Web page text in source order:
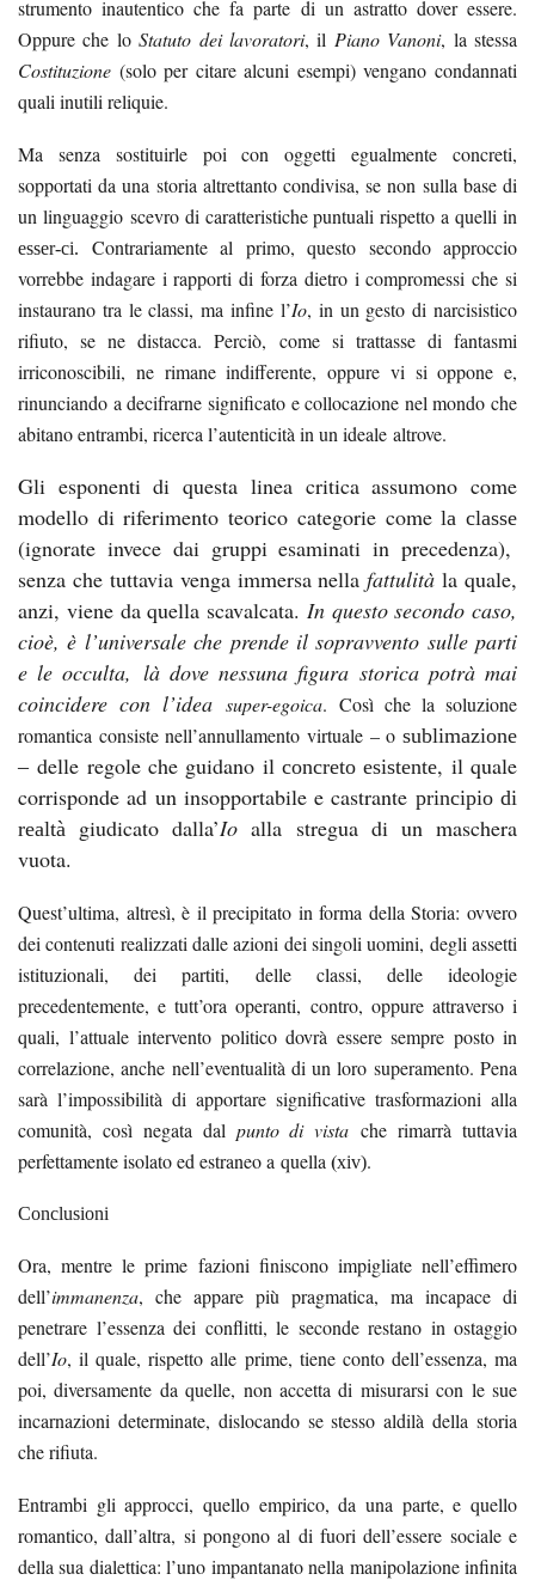
strumento inautentico che fa parte di un astratto dover essere.
Oppure che loStatuto dei lavoratori, il Piano Vanoni, la stessa
Costituzione (solo per citare alcuni esempi) vengano condannati
quali inutili reliquie.
Ma senza sostituirle poi con oggetti egualmente concreti,
sopportati da una storia altrettanto condivisa, se non sulla base di
un linguaggioscevro di caratteristiche puntuali rispetto a quelli in
esser-ci.
Contrariamente al primo, questo secondo approccio
vorrebbe indagare i rapporti di forza dietro i compromessi che si
instaurano tra le classi, ma infine l’Io, in un gesto di narcisistico
rifiuto, se ne distacca. Perciò, come si trattasse di fantasmi
irriconoscibili, ne rimane indifferente, oppure vi si oppone e,
rinunciando a decifrarne significato e collocazione nel mondo che
abitano entrambi, ricerca l’autenticità in un ideale altrove.
Gli esponenti di questa linea critica assumono come
modello di riferimento teorico categorie comela classe
(ignorate invece dai gruppi esaminati in precedenza),
senza che tuttavia venga immersa nellafattulitàla quale,
anzi, viene da quella scavalcata. In questo secondo caso,
cioè, è l’universale che prende il sopravvento sulle parti
e le occulta, là dove nessuna figura storica potrà mai
coincidere con l’ideasuper-egoica. Così che la soluzione
romantica consiste nell’annullamento virtuale – o sublimazione
–delle regole che guidano il concreto esistente, il quale
corrisponde ad un insopportabile e castrante principio di
realtà
giudicato dalla’Io alla stregua di un maschera
vuota.
Quest’ultima, altresì, è il precipitato in forma della Storia: ovvero
dei contenuti realizzati dalle azioni dei singoli uomini, degli assetti
istituzionali, dei partiti, delle classi, delle ideologie
precedentemente, e tutt’ora operanti, contro, oppure attraverso i
quali, l’attuale intervento politico dovrà essere sempre posto in
correlazione, anche nell’eventualità di un loro superamento. Pena
sarà l’impossibilità di apportare significative trasformazioni alla
comunità, così negata dal punto di vista che rimarrà tuttavia
perfettamente isolato ed estraneo a quella (xiv).
Conclusioni
Ora, mentre le prime fazioni finiscono impigliate nell’effimero
dell’immanenza, che appare più pragmatica, ma incapace di
penetrare l’essenza dei conflitti, le seconde restano in ostaggio
dell’Io, il quale, rispetto alle prime, tiene conto dell’essenza, ma
poi, diversamente da quelle, non accetta di misurarsi con le sue
incarnazioni determinate, dislocando se stesso aldilà della storia
che rifiuta.
Entrambi gli approcci, quello empirico, da una parte, e quello
romantico, dall’altra, si pongono al di fuori dell’essere socialee
della sua dialettica: l’uno impantanato nella manipolazione infinita